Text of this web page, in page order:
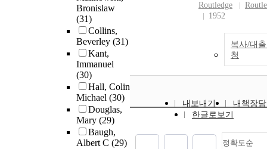
Bronislaw
(31)
Collins,
Beverley (31)
Kant,
Immanuel
(30)
Hall, Colin
Michael (30)
Douglas,
Mary (29)
Baugh,
Albert C (29)
Routledge
1952
복사/대
청
내보내기
내책장
한글로보기
정확도순